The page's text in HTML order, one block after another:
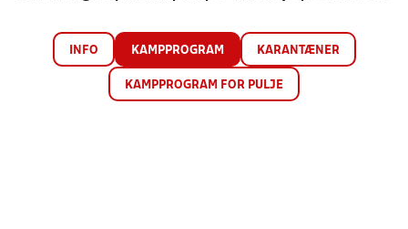
INFO KAMPPROGRAM KARANTÆNER
KAMPPROGRAM FOR PULJE